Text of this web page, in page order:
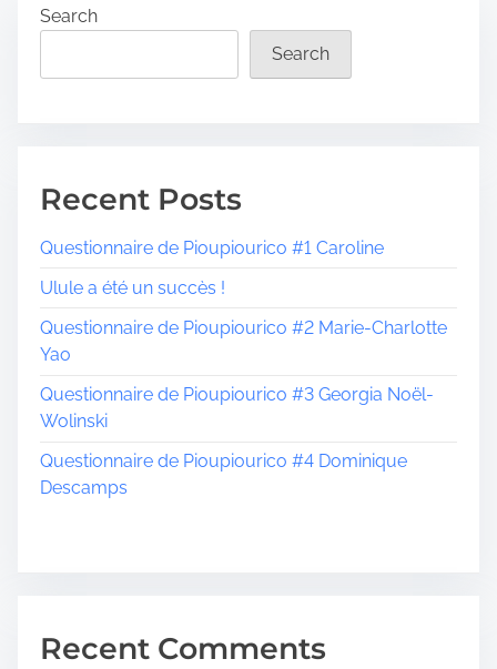
Search
Search
Recent Posts
Questionnaire de Pioupiourico #1 Caroline
Ulule a été un succès !
Questionnaire de Pioupiourico #2 Marie-Charlotte
Yao
Questionnaire de Pioupiourico #3 Georgia Noël-
Wolinski
Questionnaire de Pioupiourico #4 Dominique
Descamps
Recent Comments